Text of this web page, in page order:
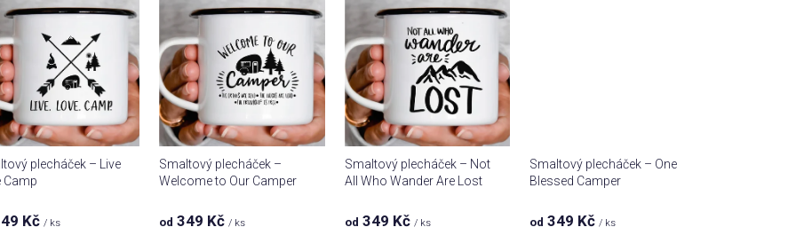
n
í
r
d
u
k
plecháček – Live
Camp
Kč / ks
Smaltový plecháček –
Welcome to Our Camper
od 349 Kč / ks
Smaltový plecháček – Not
All Who Wander Are Lost
od 349 Kč / ks
Smaltový plecháček – One
Blessed Camper
od 349 Kč / ks